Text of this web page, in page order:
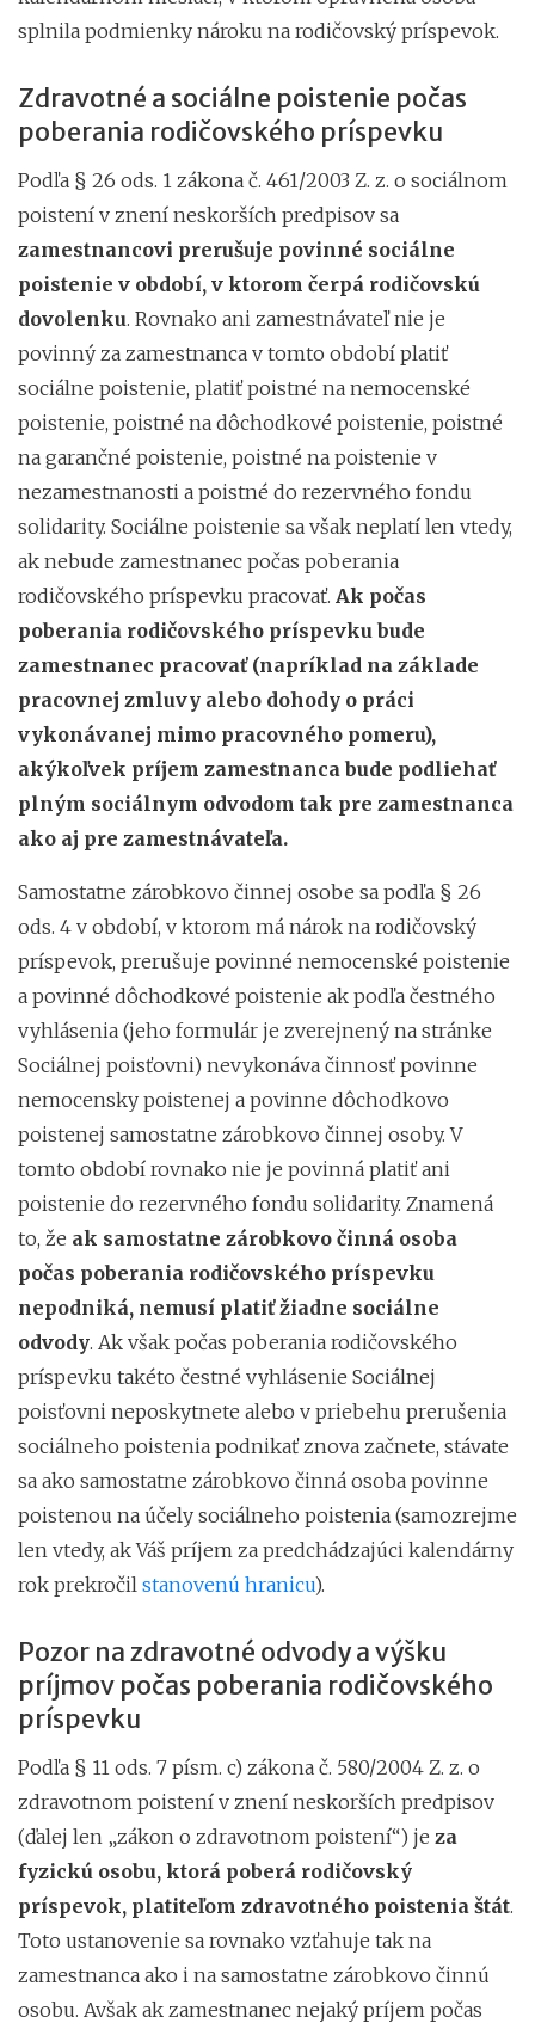
splnila podmienky nároku na rodičovský príspevok.
Zdravotné a sociálne poistenie počas
poberania rodičovského príspevku
Podľa § 26 ods. 1 zákona č. 461/2003 Z. z. o sociálnom
poistení v znení neskorších predpisov sa
zamestnancovi prerušuje povinné sociálne
poistenie v období, v ktorom čerpá rodičovskú
dovolenku. Rovnako ani zamestnávateľ nie je
povinný za zamestnanca v tomto období platiť
sociálne poistenie, platiť poistné na nemocenské
poistenie, poistné na dôchodkové poistenie, poistné
na garančné poistenie, poistné na poistenie v
nezamestnanosti a poistné do rezervného fondu
solidarity. Sociálne poistenie sa však neplatí len vtedy,
ak nebude zamestnanec počas poberania
rodičovského príspevku pracovať. Ak počas
poberania rodičovského príspevku bude
zamestnanec pracovať (napríklad na základe
pracovnej zmluvy alebo dohody o práci
vykonávanej mimo pracovného pomeru),
akýkoľvek príjem zamestnanca bude podliehať
plným sociálnym odvodom tak pre zamestnanca
ako aj pre zamestnávateľa.
Samostatne zárobkovo činnej osobe sa podľa § 26
ods. 4 v období, v ktorom má nárok na rodičovský
príspevok, prerušuje povinné nemocenské poistenie
a povinné dôchodkové poistenie ak podľa čestného
vyhlásenia (jeho formulár je zverejnený na stránke
Sociálnej poisťovni) nevykonáva činnosť povinne
nemocensky poistenej a povinne dôchodkovo
poistenej samostatne zárobkovo činnej osoby. V
tomto období rovnako nie je povinná platiť ani
poistenie do rezervného fondu solidarity. Znamená
to, že ak samostatne zárobkovo činná osoba
počas poberania rodičovského príspevku
nepodniká, nemusí platiť žiadne sociálne
odvody. Ak však počas poberania rodičovského
príspevku takéto čestné vyhlásenie Sociálnej
poisťovni neposkytnete alebo v priebehu prerušenia
sociálneho poistenia podnikať znova začnete, stávate
sa ako samostatne zárobkovo činná osoba povinne
poistenou na účely sociálneho poistenia (samozrejme
len vtedy, ak Váš príjem za predchádzajúci kalendárny
rok prekročil stanovenú hranicu).
Pozor na zdravotné odvody a výšku
príjmov počas poberania rodičovského
príspevku
Podľa § 11 ods. 7 písm. c) zákona č. 580/2004 Z. z. o
zdravotnom poistení v znení neskorších predpisov
(ďalej len „zákon o zdravotnom poistení“) je za
fyzickú osobu, ktorá poberá rodičovský
príspevok, platiteľom zdravotného poistenia štát.
Toto ustanovenie sa rovnako vzťahuje tak na
zamestnanca ako i na samostatne zárobkovo činnú
osobu. Avšak ak zamestnanec nejaký príjem počas